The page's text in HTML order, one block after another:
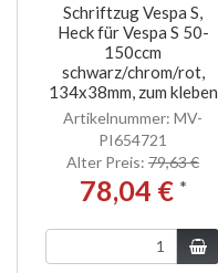
Schriftzug Vespa S,
Heck für Vespa S 50-
150ccm
schwarz/chrom/rot,
134x38mm, zum kleben
Artikelnummer: MV-
PI654721
Alter Preis: 79,63 €
78,04 € *